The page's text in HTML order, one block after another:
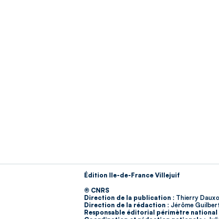
Édition Ile-de-France Villejuif
© CNRS
Direction de la publication : Thierry
Direction de la rédaction : Jérôme
Responsable éditorial périmètre national